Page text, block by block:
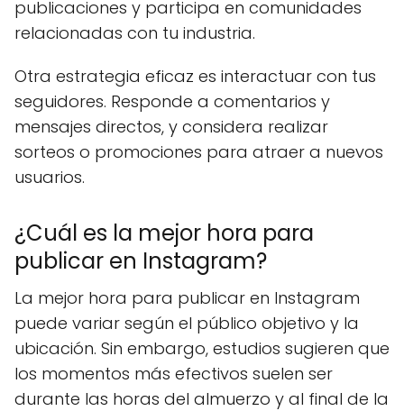
publicaciones y participa en comunidades
relacionadas con tu industria.
Otra estrategia eficaz es interactuar con tus
seguidores. Responde a comentarios y
mensajes directos, y considera realizar
sorteos o promociones para atraer a nuevos
usuarios.
¿Cuál es la mejor hora para
publicar en Instagram?
La mejor hora para publicar en Instagram
puede variar según el público objetivo y la
ubicación. Sin embargo, estudios sugieren que
los momentos más efectivos suelen ser
durante las horas del almuerzo y al final de la